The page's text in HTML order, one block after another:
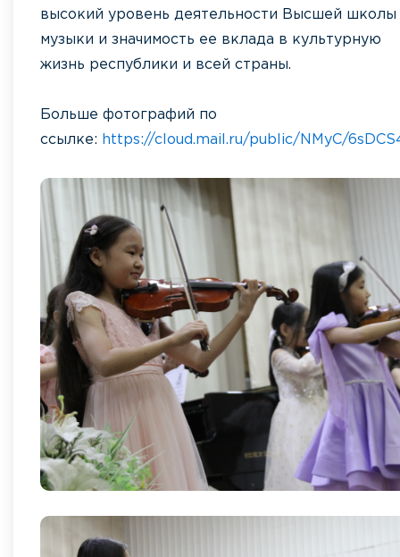
высокий уровень деятельности Высшей школы
музыки и значимость ее вклада в культурную
жизнь республики и всей страны.
Больше фотографий по
ссылке: https://cloud.mail.ru/public/NMyC/